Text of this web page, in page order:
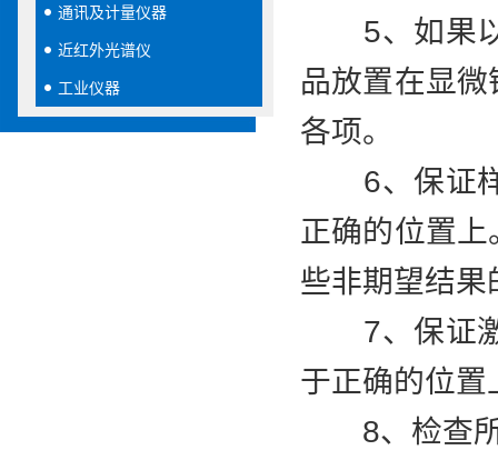
通讯及计量仪器
近红外光谱仪
工业仪器
5、如果以
品放置在显
各项。
6、保证样
正确的位置
些非期望结果
7、保证激
于正确的位
8、检查所